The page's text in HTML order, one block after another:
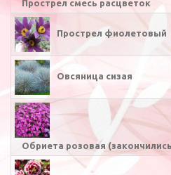
Прострел смесь расцветок
Прострел фиолетовый
Овсяница сизая
Обриета розовая